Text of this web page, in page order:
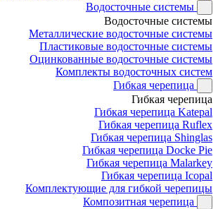
Водосточные системы
Водосточные системы
Металлические водосточные системы
Пластиковые водосточные системы
Оцинкованные водосточные системы
Комплекты водосточных систем
Гибкая черепица
Гибкая черепица
Гибкая черепица Katepal
Гибкая черепица Ruflex
Гибкая черепица Shinglas
Гибкая черепица Docke Pie
Гибкая черепица Malarkey
Гибкая черепица Icopal
Комплектующие для гибкой черепицы
Композитная черепица